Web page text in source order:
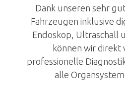
Dank unseren sehr
Fahrzeugen inklusive
Endoskop, Ultraschall
können wir direkt
professionelle
alle